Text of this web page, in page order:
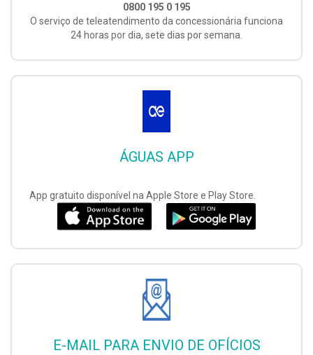
0800 195 0 195
O serviço de teleatendimento da concessionária funciona
24 horas por dia, sete dias por semana.
ÁGUAS APP
App gratuito disponível na Apple Store e Play Store.
E-MAIL PARA ENVIO DE OFÍCIOS